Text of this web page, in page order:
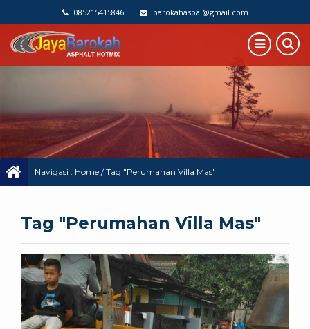
085215415846 barokahaspal@gmail.com
Navigasi : Home /Tag "Perumahan Villa Mas"
Tag "Perumahan Villa Mas"